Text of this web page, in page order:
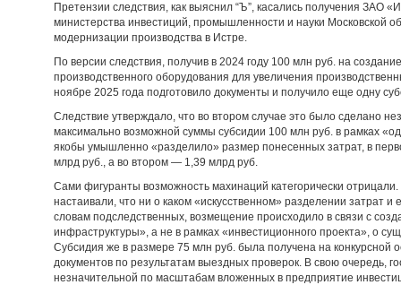
Претензии следствия, как выяснил “Ъ”, касались получения ЗАО
министерства инвестиций, промышленности и науки Московской
модернизации производства в Истре.
По версии следствия, получив в 2024 году 100 млн руб. на
производственного оборудования для увеличения
ноябре 2025 года подготовило документы и получило еще одну
Следствие утверждало, что во втором случае это было сделано
максимально возможной суммы субсидии 100 млн руб. в рамках
якобы умышленно «разделило» размер понесенных затрат, в
млрд руб., а во втором — 1,39 млрд руб.
Сами фигуранты возможность махинаций категорически
настаивали, что ни о каком «искусственном» разделении затрат
словам подследственных, возмещение происходило в связи с
инфраструктуры», а не в рамках «инвестиционного проекта», о
Субсидия же в размере 75 млн руб. была получена на конкурсной
документов по результатам выездных проверок. В свою очередь,
незначительной по масштабам вложенных в предприятие